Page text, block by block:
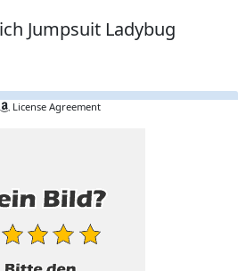
Jumpsuit Ladybug
License Agreement